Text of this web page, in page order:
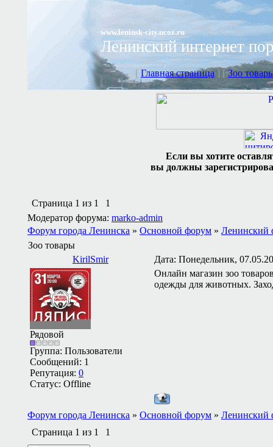
www.leninsk-city.ucoz.ru
Ленинский интернет
[Главная страница] [Зоо
Если вы хотите
вы должны
Страница 1 из 1
1
Модератор форума: marko-admin
Форум города Ленинска » Основной форум » Ленинский
Зоо товары
KirilSmir
Дата: Понедельник,
Рядовой
Группа: Пользователи
Сообщений: 1
Репутация: 0
Статус: Offline
Онлайн магазин зоо
одежды для животных.
Форум города Ленинска » Основной форум » Ленинский
Страница 1 из 1 1